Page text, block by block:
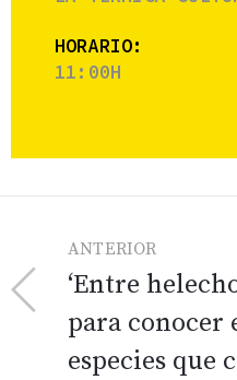
HORARIO:
11:00H
ANTERIOR
‘Entre
para conocer
especies que